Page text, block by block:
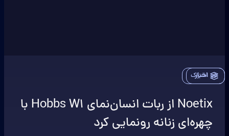
اخبار
اشتراک
Noetix از ربات انسان‌نمای Hobbs W1 با
چهره‌ای زنانه رونمایی کرد